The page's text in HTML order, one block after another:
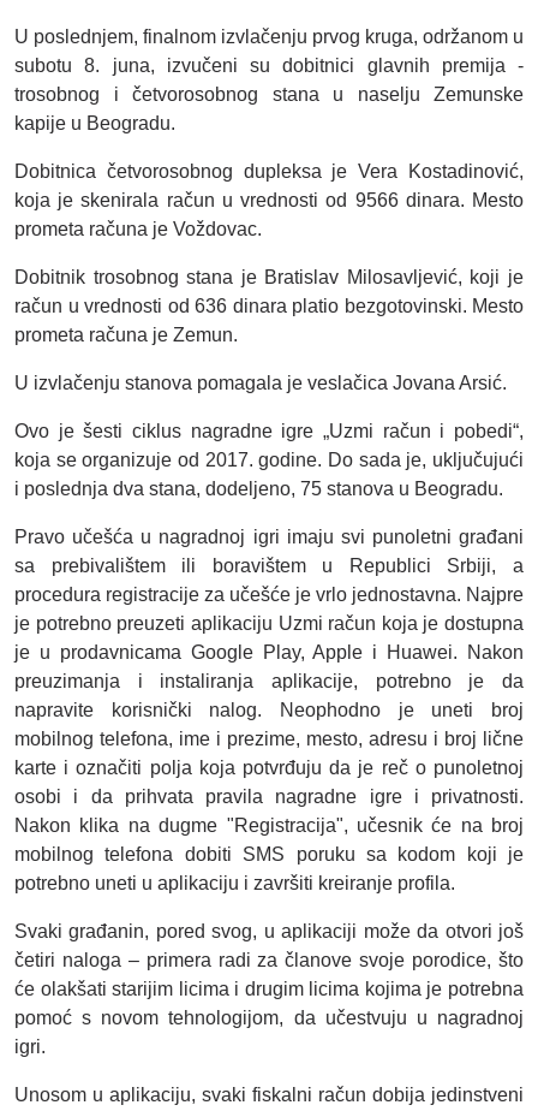
U poslednjem, finalnom izvlačenju prvog kruga, održanom u
subotu 8. juna, izvučeni su dobitnici glavnih premija -
trosobnog i četvorosobnog stana u naselju Zemunske
kapije u Beogradu.
Dobitnica četvorosobnog dupleksa je Vera Kostadinović,
koja je skenirala račun u vrednosti od 9566 dinara. Mesto
prometa računa je Voždovac.
Dobitnik trosobnog stana je Bratislav Milosavljević, koji je
račun u vrednosti od 636 dinara platio bezgotovinski. Mesto
prometa računa je Zemun.
U izvlačenju stanova pomagala je veslačica Jovana Arsić.
Ovo je šesti ciklus nagradne igre „Uzmi račun i pobedi“,
koja se organizuje od 2017. godine. Do sada je, uključujući
i poslednja dva stana, dodeljeno, 75 stanova u Beogradu.
Pravo učešća u nagradnoj igri imaju svi punoletni građani
sa prebivalištem ili boravištem u Republici Srbiji, a
procedura registracije za učešće je vrlo jednostavna. Najpre
je potrebno preuzeti aplikaciju Uzmi račun koja je dostupna
je u prodavnicama Google Play, Apple i Huawei. Nakon
preuzimanja i instaliranja aplikacije, potrebno je da
napravite korisnički nalog. Neophodno je uneti broj
mobilnog telefona, ime i prezime, mesto, adresu i broj lične
karte i označiti polja koja potvrđuju da je reč o punoletnoj
osobi i da prihvata pravila nagradne igre i privatnosti.
Nakon klika na dugme "Registracija", učesnik će na broj
mobilnog telefona dobiti SMS poruku sa kodom koji je
potrebno uneti u aplikaciju i završiti kreiranje profila.
Svaki građanin, pored svog, u aplikaciji može da otvori još
četiri naloga – primera radi za članove svoje porodice, što
će olakšati starijim licima i drugim licima kojima je potrebna
pomoć s novom tehnologijom, da učestvuju u nagradnoj
igri.
Unosom u aplikaciju, svaki fiskalni račun dobija jedinstveni